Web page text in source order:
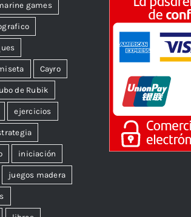
games
Cayro
de Rubik
ejercicios
iniciación
juegos madera